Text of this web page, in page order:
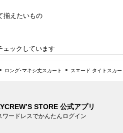
揃えたいもの
ェックしています
ロング･マキシ丈スカート スエード タイトスカー
STORE 公式アプリ
ワードレスでかんたんログイン